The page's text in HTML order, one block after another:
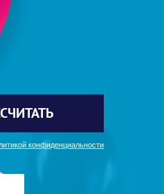
конфиденциальности